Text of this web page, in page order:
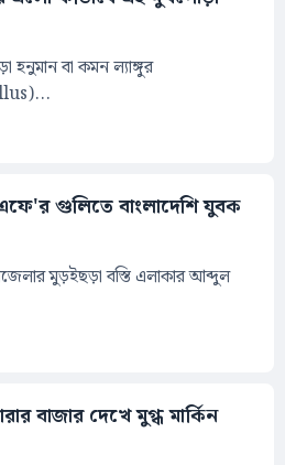
হনুমান বা কমন ল্যাঙ্গুর
গুলিতে বাংলাদেশি যুবক
মুড়ইছড়া বস্তি এলাকার আব্দুল
বাজার দেখে মুগ্ধ মার্কিন